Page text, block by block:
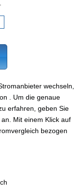
wechseln,
. Um die genaue
erfahren, geben Sie
Mit einem Klick auf
bezogen